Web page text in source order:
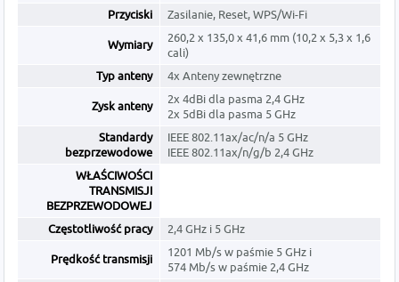
Przyciski
Zasilanie, Reset, WPS/Wi-Fi
Wymiary
260,2 x 135,0 x 41,6 mm (10,2 x 5,3 x 1,6
cali)
Typ anteny
4x Anteny zewnętrzne
Zysk anteny
2x 4dBi dla pasma 2,4 GHz
2x 5dBi dla pasma 5 GHz
Standardy
bezprzewodowe
IEEE 802.11ax/ac/n/a 5 GHz
IEEE 802.11ax/n/g/b 2,4 GHz
WŁAŚCIWOŚCI
TRANSMISJI
BEZPRZEWODOWEJ
Częstotliwość pracy
2,4 GHz i 5 GHz
Prędkość transmisji
1201 Mb/s w paśmie 5 GHz i
574 Mb/s w paśmie 2,4 GHz